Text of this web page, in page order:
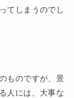
てしまうのでし
ものですが、景
人には、大事な